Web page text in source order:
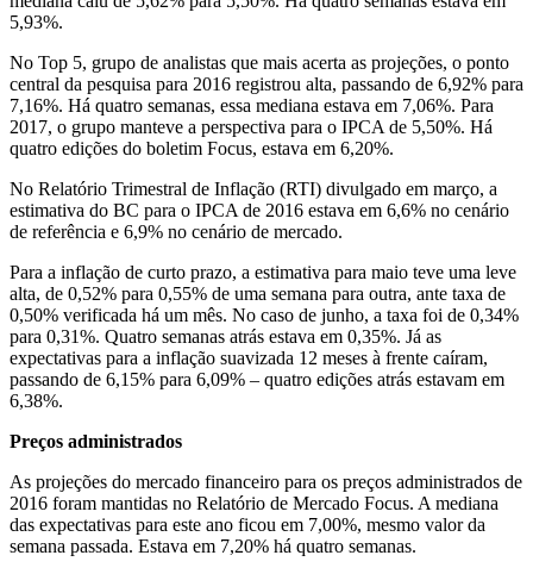
5,93%.
No Top 5, grupo de analistas que mais acerta as projeções, o ponto
central da pesquisa para 2016 registrou alta, passando de 6,92% para
7,16%. Há quatro semanas, essa mediana estava em 7,06%. Para
2017, o grupo manteve a perspectiva para o IPCA de 5,50%. Há
quatro edições do boletim Focus, estava em 6,20%.
No Relatório Trimestral de Inflação (RTI) divulgado em março, a
estimativa do BC para o IPCA de 2016 estava em 6,6% no cenário
de referência e 6,9% no cenário de mercado.
Para a inflação de curto prazo, a estimativa para maio teve uma leve
alta, de 0,52% para 0,55% de uma semana para outra, ante taxa de
0,50% verificada há um mês. No caso de junho, a taxa foi de 0,34%
para 0,31%. Quatro semanas atrás estava em 0,35%. Já as
expectativas para a inflação suavizada 12 meses à frente caíram,
passando de 6,15% para 6,09% – quatro edições atrás estavam em
6,38%.
Preços administrados
As projeções do mercado financeiro para os preços administrados de
2016 foram mantidas no Relatório de Mercado Focus. A mediana
das expectativas para este ano ficou em 7,00%, mesmo valor da
semana passada. Estava em 7,20% há quatro semanas.